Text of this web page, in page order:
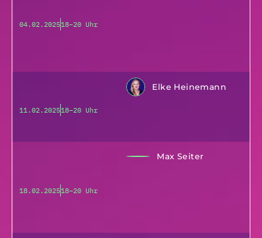
04.02.202518–20 Uhr
11.02.202518–20 Uhr
Elke Heinemann
18.02.202518–20 Uhr
Max Seiter